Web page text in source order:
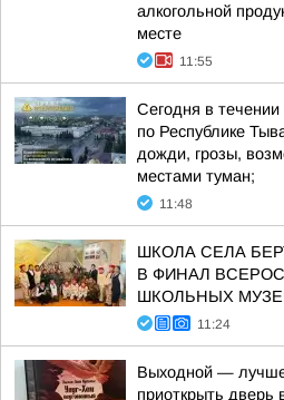
алкогольной
месте
11:55
Сегодня в течении
по Республике
дожди, грозы,
местами туман;
11:48
ШКОЛА СЕЛА
В ФИНАЛ
ШКОЛЬНЫХ
11:24
Выходной —
приоткрыть